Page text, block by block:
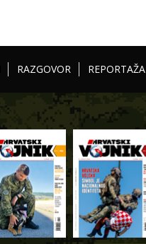
RAZGOVOR REPORTAŽA